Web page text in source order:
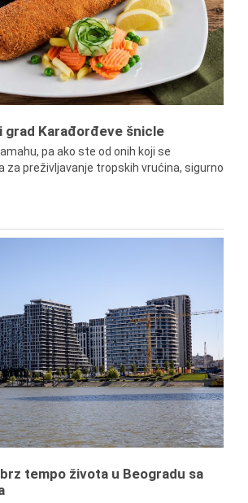
grad Karađorđeve šnicle
pa ako ste od onih koji se
za preživljavanje tropskih vrućina, sigurno
tempo života u Beogradu sa